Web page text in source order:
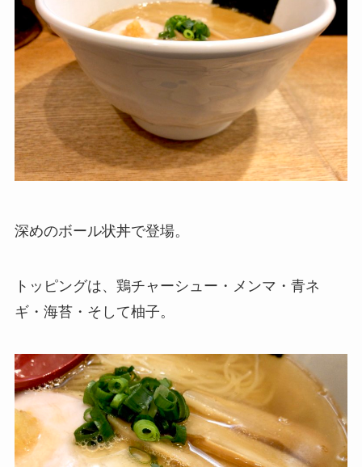
深めのボール状丼で登場。
トッピングは、鶏チャーシュー・メンマ・青ネ
ギ・海苔・そして柚子。